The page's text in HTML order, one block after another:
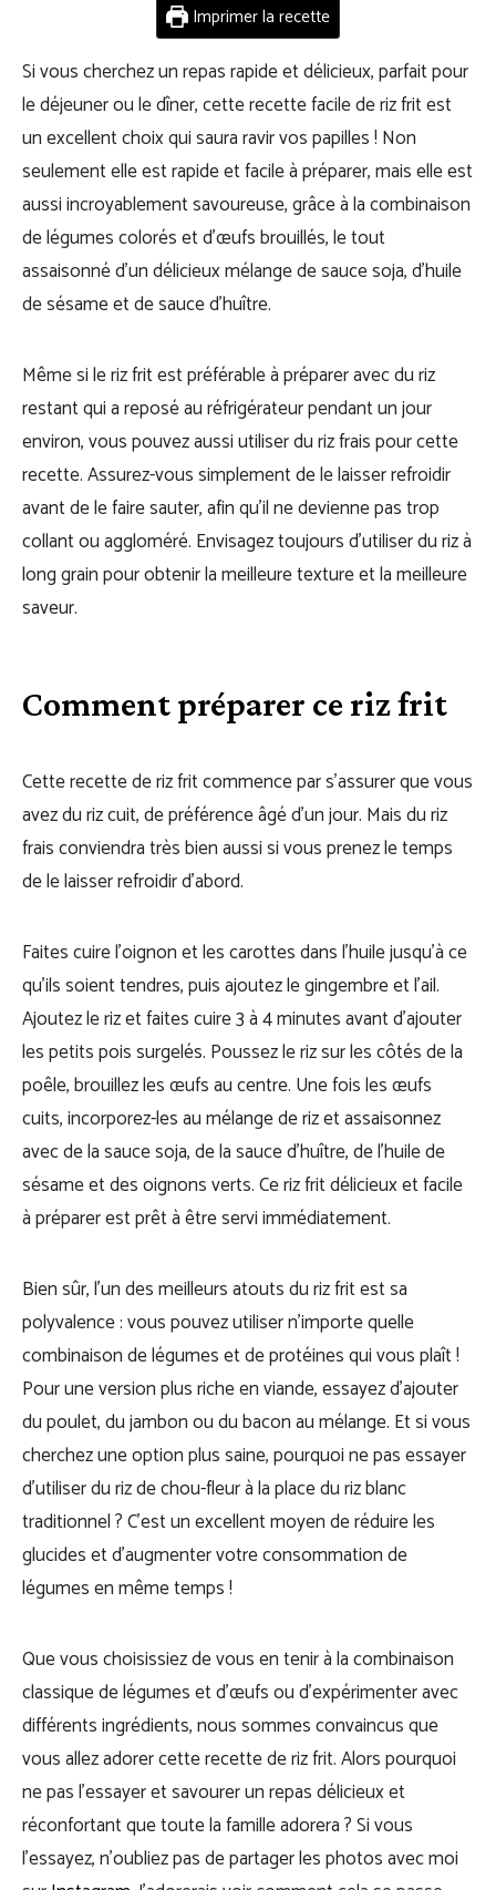
Imprimer la recette
Si vous cherchez un repas rapide et délicieux, parfait pour
le déjeuner ou le dîner, cette recette facile de riz frit est
un excellent choix qui saura ravir vos papilles ! Non
seulement elle est rapide et facile à préparer, mais elle est
aussi incroyablement savoureuse, grâce à la combinaison
de légumes colorés et d’œufs brouillés, le tout
assaisonné d’un délicieux mélange de sauce soja, d’huile
de sésame et de sauce d’huître.
Même si le riz frit est préférable à préparer avecdu riz
restant qui a reposé au réfrigérateur pendant un jour
environ, vous pouvez aussi utiliser du riz frais pour cette
recette. Assurez-vous simplement de le laisser refroidir
avant de le faire sauter, afin qu’il ne devienne pas trop
collant ou aggloméré. Envisagez toujours d’utiliser du riz à
long grain pour obtenir la meilleure texture et la meilleure
saveur.
Comment préparer ce riz frit
Cette recette de riz frit commence par s’assurer que vous
avez du riz cuit, de préférence âgé d’un jour. Mais du riz
frais conviendra très bien aussi si vous prenez le temps
de le laisser refroidir d’abord.
Faites cuire l’oignon et les carottes dans l’huile jusqu’à ce
qu’ils soient tendres, puis ajoutez le gingembre et l’ail.
Ajoutez le riz et faites cuire 3 à 4 minutes avant d’ajouter
les petits pois surgelés. Poussez le riz sur les côtés de la
poêle, brouillez les œufs au centre. Une fois les œufs
cuits, incorporez-les au mélange de riz et assaisonnez
avec de la sauce soja, de la sauce d’huître, de l’huile de
sésame et des oignons verts. Ce riz frit délicieux et facile
à préparer est prêt à être servi immédiatement.
Bien sûr, l’un des meilleurs atouts du riz frit est sa
polyvalence : vous pouvez utiliser n’importe quelle
combinaison de légumes et de protéines qui vous plaît !
Pour une version plus riche en viande, essayez d’ajouter
du poulet, du jambon ou du bacon au mélange. Et si vous
cherchez une option plus saine, pourquoi ne pas essayer
d’utiliser du riz de chou-fleur à la place du riz blanc
traditionnel ? C’est un excellent moyen de réduire les
glucides et d’augmenter votre consommation de
légumes en même temps !
Que vous choisissiez de vous en tenir à la combinaison
classique de légumes et d’œufs ou d’expérimenter avec
différents ingrédients, nous sommes convaincus que
vous allez adorer cette recette de riz frit. Alors pourquoi
ne pas l’essayer et savourer un repas délicieux et
réconfortant que toute la famille adorera ? Si vous
l’essayez, n’oubliez pas de partager les photos avec moi